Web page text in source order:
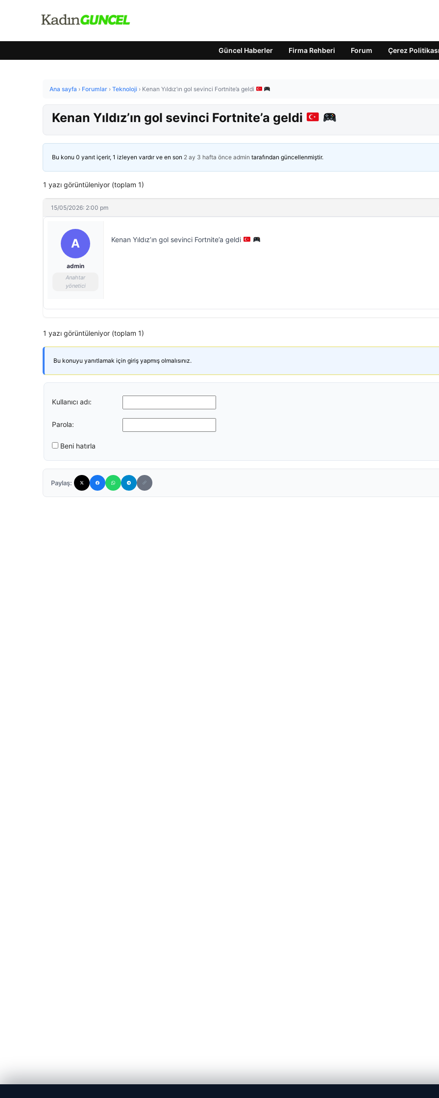
Güncel Haberler Firma Rehberi Forum Çerez Politikası
Ana sayfa › Forumlar › Teknoloji › Kenan Yıldız’ın gol sevinci Fortnite’a geldi
Kenan Yıldız’ın gol sevinci Fortnite’a geldi
Bu konu 0 yanıt içerir, 1 izleyen vardır ve en son 2 ay 3 hafta önce admin tarafından güncellenmiştir.
1 yazı görüntüleniyor (toplam 1)
15/05/2026: 2:00 pm
A
admin
Anahtar
yönetici
Kenan Yıldız’ın gol sevinci Fortnite’a geldi
1 yazı görüntüleniyor (toplam 1)
Bu konuyu yanıtlamak için giriş yapmış olmalısınız.
Kullanıcı adı:
Parola:
Beni hatırla
Paylaş: